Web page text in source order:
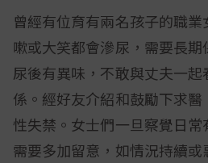
曾經有位育有兩名孩子的職
嗽或大笑都會滲尿，需要長
尿後有異味，不敢與丈夫一
係。經好友介紹和鼓勵下求
性失禁。女士們一旦察覺日
需要多加留意，如情況持續